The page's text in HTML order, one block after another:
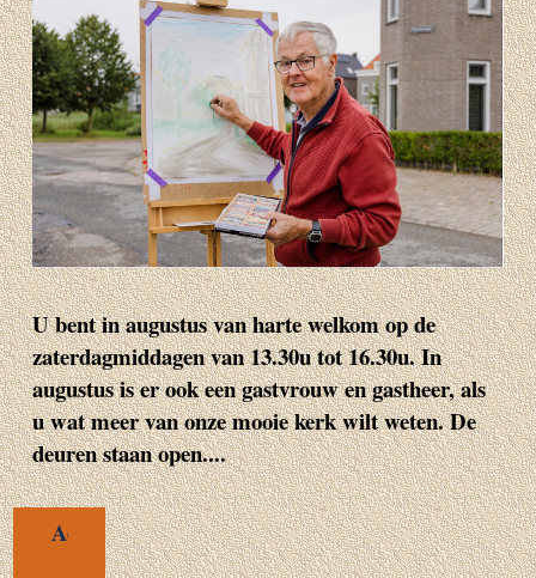
U bent in augustus van harte welkom op de
zaterdagmiddagen van 13.30u tot 16.30u. In
augustus is er ook een gastvrouw en gastheer, als
u wat meer van onze mooie kerk wilt weten. De
deuren staan open....